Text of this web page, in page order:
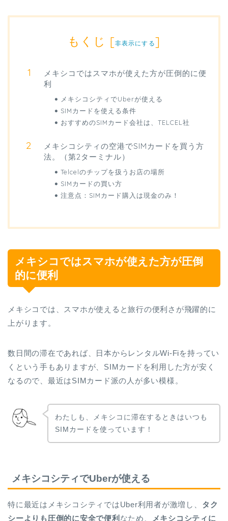
もくじ [非表示にする]
メキシコではスマホが使えた方が圧倒的に便
利
メキシコシティでUberが使える
SIMカードを使える条件
おすすめのSIMカード会社は、TELCEL社
メキシコシティの空港でSIMカードを買う方
法。（第2ターミナル）
Telcelのチップを扱うお店の場所
SIMカードの買い方
注意点：SIMカード購入は現金のみ！
メキシコではスマホが使えた方が圧倒
的に便利
メキシコでは、スマホが使えると旅行の便利さが飛躍的に
上がります。
数日間の滞在であれば、日本からレンタルWi-Fiを持ってい
くという手もありますが、SIMカードを利用した方が安く
なるので、最近はSIMカード派の人が多い模様。
わたしも、メキシコに滞在するときはいつも
SIMカードを使っています！
メキシコシティでUberが使える
特に最近はメキシコシティではUber利用者が激増し、 タク
シーよりも圧倒的に安全で便利 なため、
メキシコシティに